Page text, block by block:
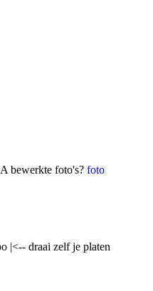
bewerkte foto's? foto
|<-- draai zelf je platen